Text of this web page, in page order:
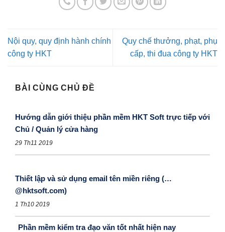
Nội quy, quy định hành chính
công ty HKT
Quy chế thưởng, phạt, phụ
cấp, thi đua công ty HKT
BÀI CÙNG CHỦ ĐỀ
Hướng dẫn giới thiệu phần mềm HKT Soft trực tiếp với
Chủ / Quản lý cửa hàng
29 Th11 2019
Thiết lập và sử dụng email tên miền riêng (…
@hktsoft.com)
1 Th10 2019
Phần mềm kiểm tra đạo văn tốt nhất hiện nay